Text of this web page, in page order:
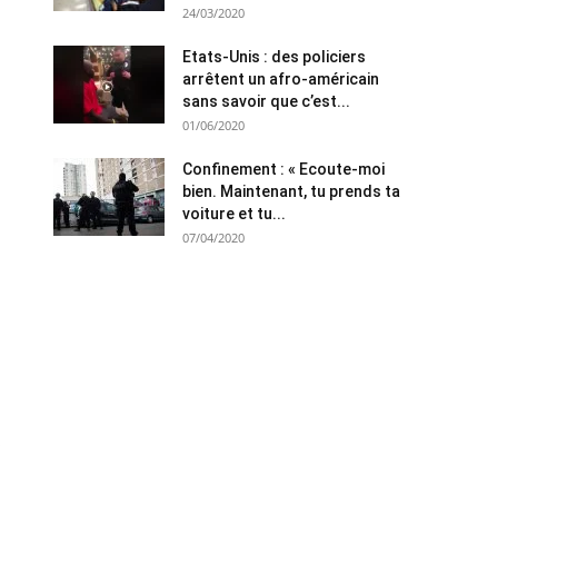
24/03/2020
Etats-Unis : des policiers
arrêtent un afro-américain
sans savoir que c’est...
01/06/2020
Confinement : « Ecoute-moi
bien. Maintenant, tu prends ta
voiture et tu...
07/04/2020